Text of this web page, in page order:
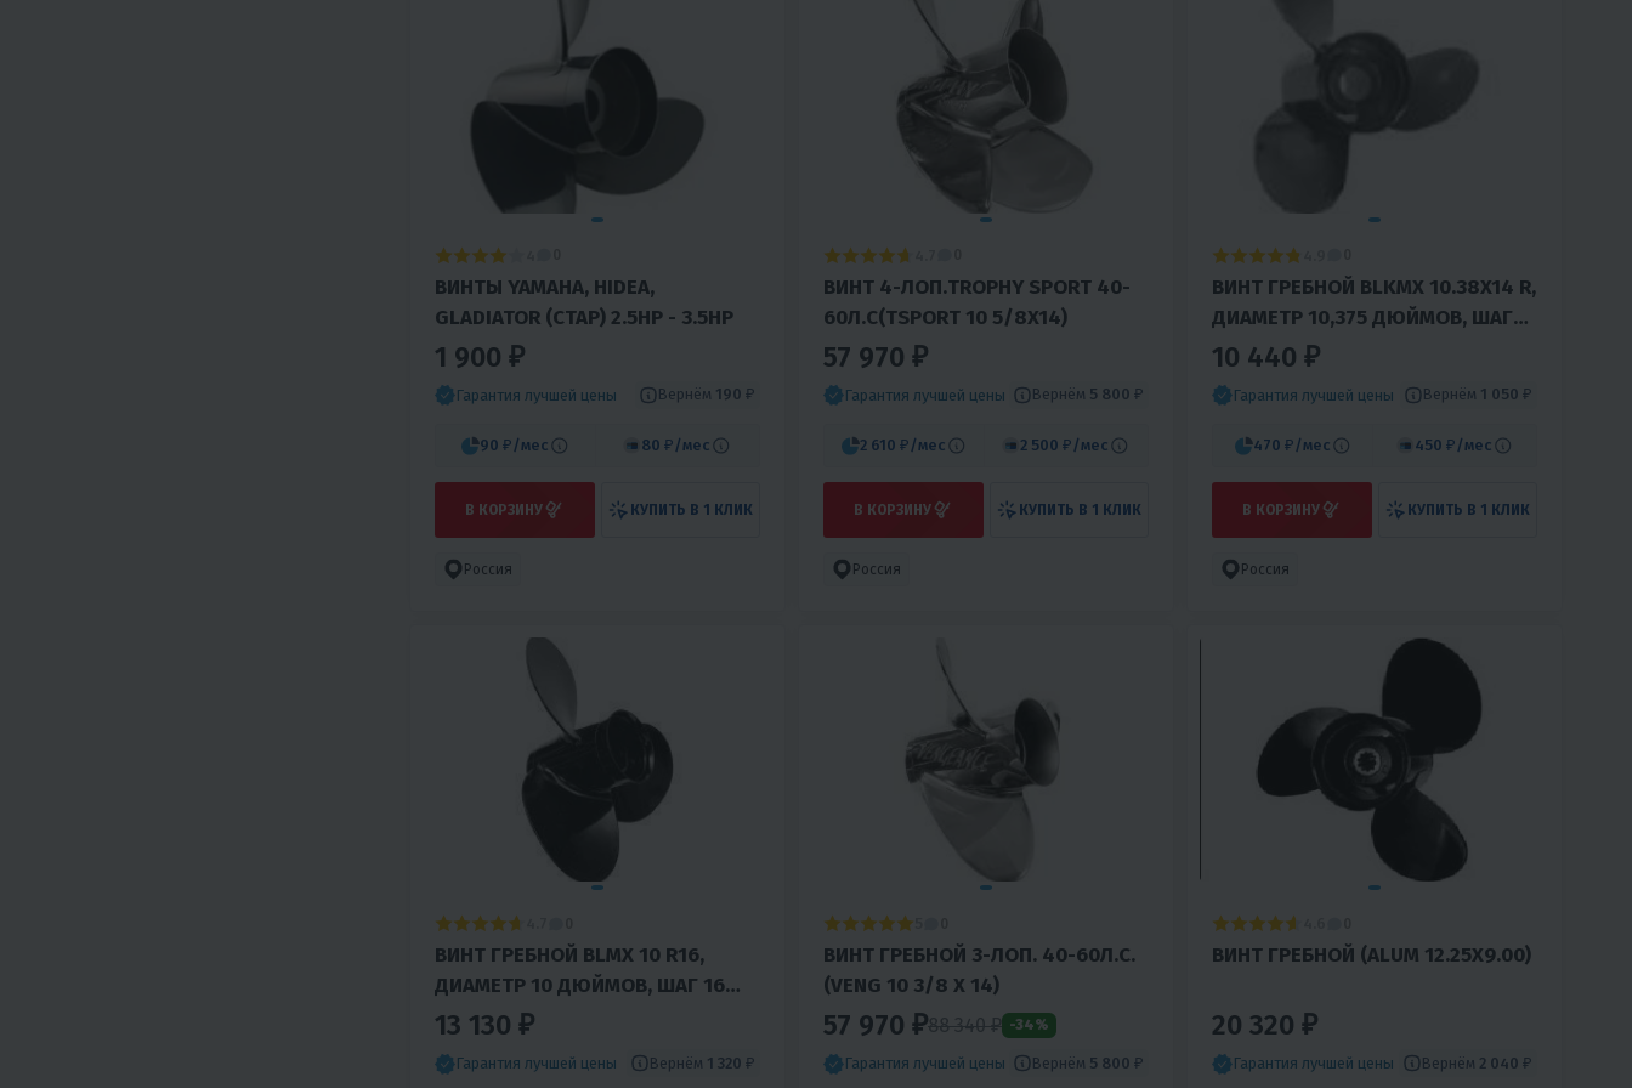
ВИНТЫ YAMAHA, HIDEA,
GLADIATOR (СТАР) 2.5HP - 3.5HP
1 900 ₽
Гарантия лучшей цены Вернём 190 ₽
90 ₽ /мес 80 ₽ /мес
В КОРЗИНУ КУПИТЬ В 1 КЛИК
Россия
ВИНТ 4-ЛОП.TROPHY SPORT 40-
60Л.С(TSPORT 10 5/8X14)
57 970 ₽
Гарантия лучшей цены Вернём 5 800 ₽
2 610 ₽ /мес 2 500 ₽ /мес
В КОРЗИНУ КУПИТЬ В 1 КЛИК
Россия
ВИНТ ГРЕБНОЙ BLKMX 10.38X14 R,
ДИАМЕТР 10,375 ДЮЙМОВ, ШАГ
14 ДЮЙМОВ
10 440 ₽
Гарантия лучшей цены Вернём 1 050 ₽
470 ₽ /мес 450 ₽ /мес
В КОРЗИНУ КУПИТЬ В 1 КЛИК
Россия
ВИНТ ГРЕБНОЙ BLMX 10 R16,
ДИАМЕТР 10 ДЮЙМОВ, ШАГ 16
ДЮЙМОВ. ДЛЯ MERCURY 4O-60 :
13 130 ₽
Гарантия лучшей цены Вернём 1 320 ₽
ВИНТ ГРЕБНОЙ 3-ЛОП. 40-60Л.С.
(VENG 10 3/8 X 14)
57 970 ₽88 340 ₽ -34%
Гарантия лучшей цены Вернём 5 800 ₽
ВИНТ ГРЕБНОЙ (ALUM 12.25X9.00)
20 320 ₽
Гарантия лучшей цены Вернём 2 040 ₽